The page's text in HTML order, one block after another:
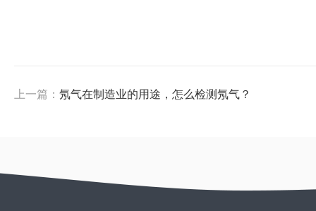
上一篇： 氖气在制造业的用途，怎么检测氖气？